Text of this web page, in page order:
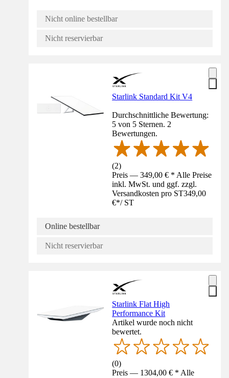
Nicht online bestellbar
Nicht reservierbar
Starlink Standard Kit V4
Durchschnittliche Bewertung:
5 von 5 Sternen. 2
Bewertungen.
(2)
Preis — 349,00 € * Alle Preise
inkl. MwSt. und ggf. zzgl.
Versandkosten pro ST349,00
€*/ ST
Online bestellbar
Nicht reservierbar
Starlink Flat High
Performance Kit
Artikel wurde noch nicht
bewertet.
(0)
Preis — 1304,00 € * Alle